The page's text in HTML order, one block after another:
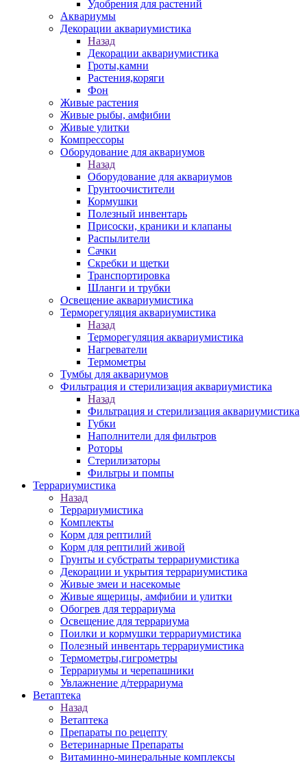
Удобрения для растений
Аквариумы
Декорации аквариумистика
Назад
Декорации аквариумистика
Гроты,камни
Растения,коряги
Фон
Живые растения
Живые рыбы, амфибии
Живые улитки
Компрессоры
Оборудование для аквариумов
Назад
Оборудование для аквариумов
Грунтоочистители
Кормушки
Полезный инвентарь
Присоски, краники и клапаны
Распылители
Сачки
Скребки и щетки
Транспортировка
Шланги и трубки
Освещение аквариумистика
Терморегуляция аквариумистика
Назад
Терморегуляция аквариумистика
Нагреватели
Термометры
Тумбы для аквариумов
Фильтрация и стерилизация аквариумистика
Назад
Фильтрация и стерилизация аквариумистика
Губки
Наполнители для фильтров
Роторы
Стерилизаторы
Фильтры и помпы
Террариумистика
Назад
Террариумистика
Комплекты
Корм для рептилий
Корм для рептилий живой
Грунты и субстраты террариумистика
Декорации и укрытия террариумистика
Живые змеи и насекомые
Живые ящерицы, амфибии и улитки
Обогрев для террариума
Освещение для террариума
Поилки и кормушки террариумистика
Полезный инвентарь террариумистика
Термометры,гигрометры
Террариумы и черепашники
Увлажнение д/террариума
Ветаптека
Назад
Ветаптека
Препараты по рецепту
Ветеринарные Препараты
Витаминно-минеральные комплексы